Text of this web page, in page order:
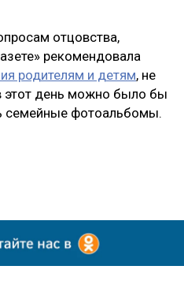
отцовства,
рекомендовала
родителям и детям, не
этот день можно было бы
семейные фотоальбомы.